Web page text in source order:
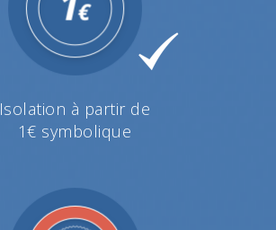
Isolation à partir de
1€ symbolique